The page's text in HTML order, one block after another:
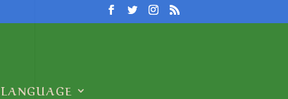
LANGUAGE